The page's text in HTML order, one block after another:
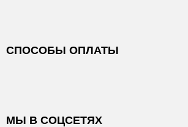
СПОСОБЫ ОПЛАТЫ
МЫ В СОЦСЕТЯХ